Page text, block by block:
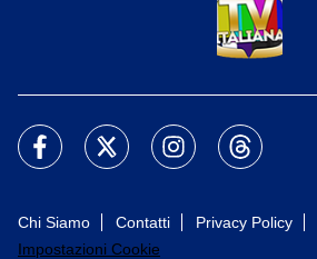
Chi Siamo Contatti Privacy Policy
Impostazioni Cookie